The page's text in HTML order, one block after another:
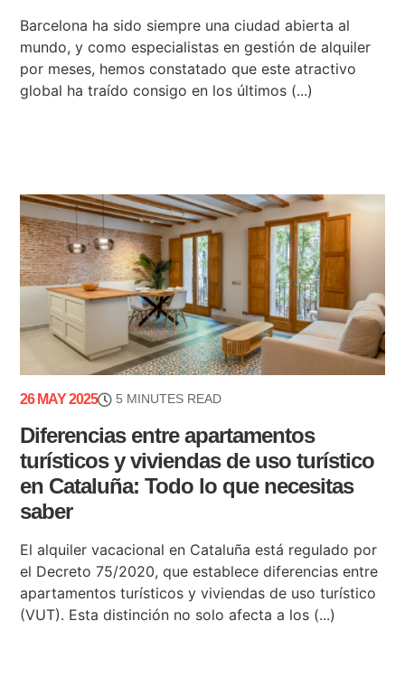
Barcelona ha sido siempre una ciudad abierta al
mundo, y como especialistas en gestión de alquiler
por meses, hemos constatado que este atractivo
global ha traído consigo en los últimos (...)
26 MAY 2025 5 MINUTES READ
Diferencias entre apartamentos
turísticos y viviendas de uso turístico
en Cataluña: Todo lo que necesitas
saber
El alquiler vacacional en Cataluña está regulado por
el Decreto 75/2020, que establece diferencias entre
apartamentos turísticos y viviendas de uso turístico
(VUT). Esta distinción no solo afecta a los (...)